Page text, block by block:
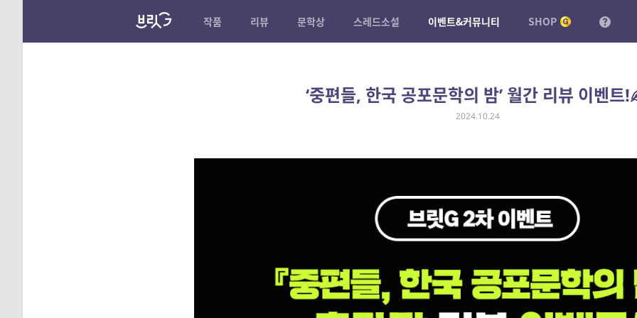
작품 리뷰 문학상 스레드소설 이벤트&커뮤니티 SHOP
‘중편들, 한국 공포문학의 밤’ 월간 리뷰 이벤
2024.10.24